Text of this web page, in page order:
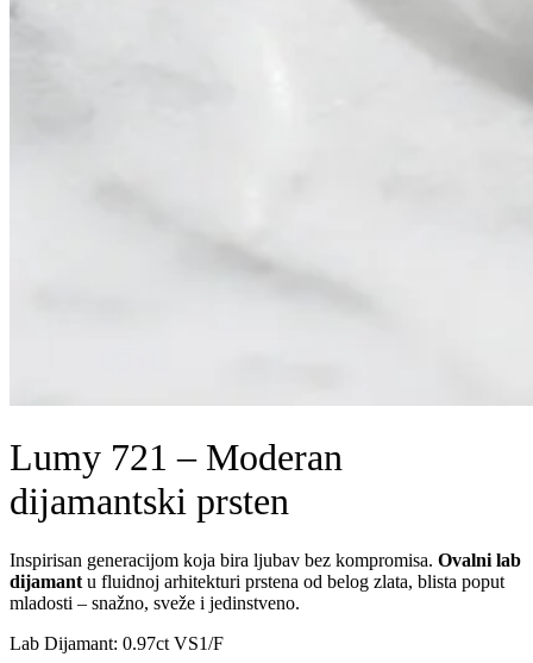
Lumy 721 – Moderan
dijamantski prsten
Inspirisan generacijom koja bira ljubav bez kompromisa. Ovalni lab
dijamant u fluidnoj arhitekturi prstena od belog zlata, blista poput
mladosti – snažno, sveže i jedinstveno.
Lab Dijamant: 0.97ct VS1/F